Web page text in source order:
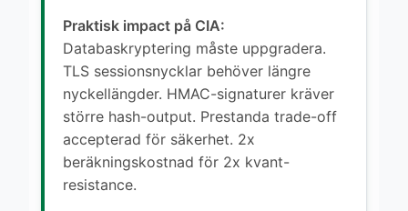
Praktisk impact på CIA:
Databaskryptering måste uppgradera.
TLS sessionsnycklar behöver längre
nyckellängder. HMAC-signaturer kräver
större hash-output. Prestanda trade-off
accepterad för säkerhet. 2x
beräkningskostnad för 2x kvant-
resistance.